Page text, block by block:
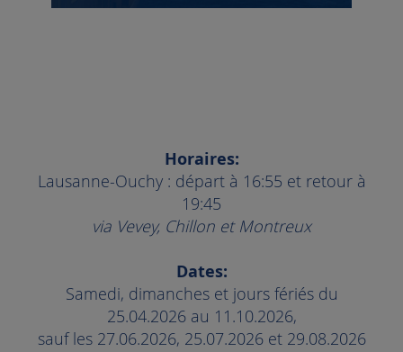
Horaires:
Lausanne-Ouchy : départ à 16:55 et retour à
19:45
via Vevey, Chillon et Montreux
Dates:
Samedi, dimanches et jours fériés du
25.04.2026 au 11.10.2026,
sauf les 27.06.2026, 25.07.2026 et 29.08.2026